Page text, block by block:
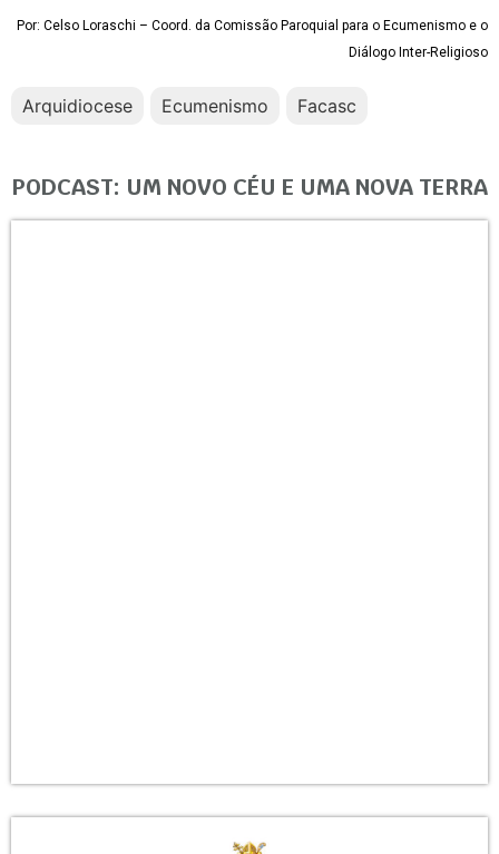
Por: Celso Loraschi – Coord. da Comissão Paroquial para o Ecumenismo e o
Diálogo Inter-Religioso
Arquidiocese Ecumenismo Facasc
PODCAST: UM NOVO CÉU E UMA NOVA TERRA